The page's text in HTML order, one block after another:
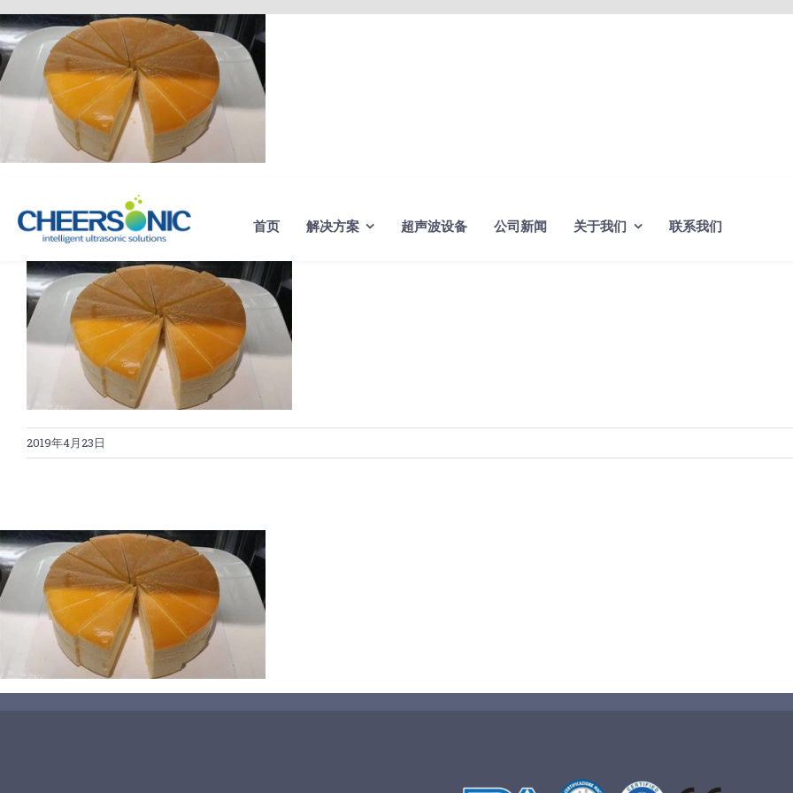
Skip
to
content
首页 解决方案 超声波设备 公司新闻 关于我们 联系我们
2019年4月23日